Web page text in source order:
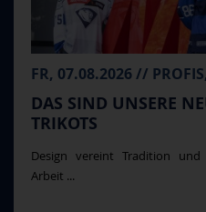
DAS SIND UNSERE
TRIKOTS
Design vereint Tradition
Arbeit ...